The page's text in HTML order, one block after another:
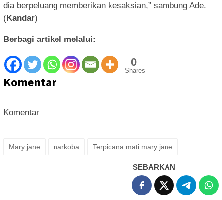
dia berpeluang memberikan kesaksian,” sambung Ade.
(Kandar)
Berbagi artikel melalui:
0
Shares
Komentar
Komentar
Mary jane narkoba Terpidana mati mary jane
SEBARKAN